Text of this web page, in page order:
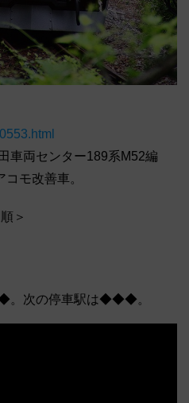
車両センター189系M52編
モ改善車。
＞
次の停車駅は◆◆◆。